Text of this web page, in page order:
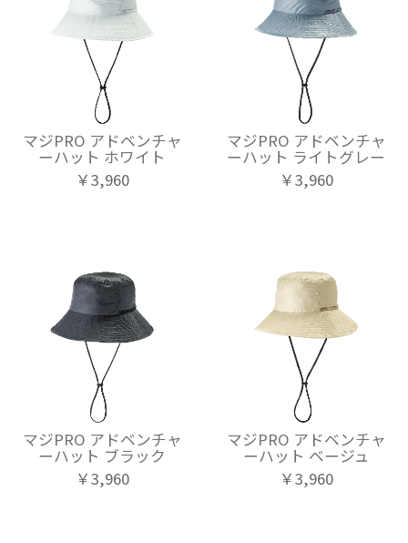
マジPRO アドベンチャ
ーハット ホワイト
￥3,960
マジPRO アドベンチャ
ーハット ライトグレー
￥3,960
マジPRO アドベンチャ
ーハット ブラック
￥3,960
マジPRO アドベンチャ
ーハット ベージュ
￥3,960